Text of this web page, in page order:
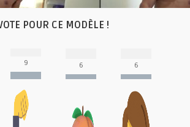
POUR CE MODÈLE !
9 6 6